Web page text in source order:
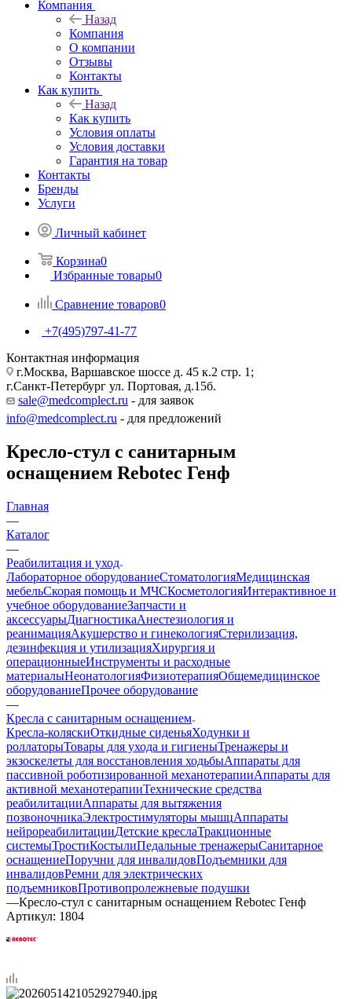
Компания
Назад
Компания
О компании
Отзывы
Контакты
Как купить
Назад
Как купить
Условия оплаты
Условия доставки
Гарантия на товар
Контакты
Бренды
Услуги
Личный кабинет
Корзина0
Избранные товары0
Сравнение товаров0
+7(495)797-41-77
Контактная информация
г.Москва, Варшавское шоссе д. 45 к.2 стр. 1;
г.Санкт-Петербург ул. Портовая, д.15б.
sale@medcomplect.ru - для заявок
info@medcomplect.ru - для предложений
Кресло-стул с санитарным
оснащением Rebotec Генф
Главная
—
Каталог
—
Реабилитация и уход
Лабораторное оборудованиеСтоматологияМедицинская
мебельСкорая помощь и МЧСКосметологияИнтерактивное и
учебное оборудованиеЗапчасти и
аксессуарыДиагностикаАнестезиология и
реанимацияАкушерство и гинекологияСтерилизация,
дезинфекция и утилизацияХирургия и
операционныеИнструменты и расходные
материалыНеонатологияФизиотерапияОбщемедицинское
оборудованиеПрочее оборудование
—
Кресла с санитарным оснащением
Кресла-коляскиОткидные сиденьяХодунки и
роллаторыТовары для ухода и гигиеныТренажеры и
экзоскелеты для восстановления ходьбыАппараты для
пассивной роботизированной механотерапииАппараты для
активной механотерапииТехнические средства
реабилитацииАппараты для вытяжения
позвоночникаЭлектростимуляторы мышцАппараты
нейрореабилитацииДетские креслаТракционные
системыТростиКостылиПедальные тренажерыСанитарное
оснащениеПоручни для инвалидовПодъемники для
инвалидовРемни для электрических
подъемниковПротивопролежневые подушки
—Кресло-стул с санитарным оснащением Rebotec Генф
Артикул: 1804